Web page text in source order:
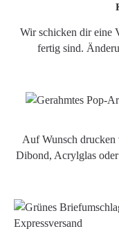
Wir schicken dir eine
fertig sind.
Auf Wunsch
Dibond, Acrylglas